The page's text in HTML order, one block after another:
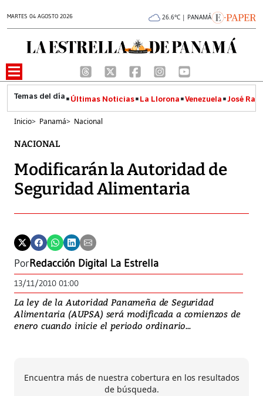
MARTES 04 AGOSTO 2026 26.6°C | PANAMÁ
Últimas Noticias La Llorona Venezuela José
Inicio> Panamá> Nacional
NACIONAL
Modificarán la Autoridad de
Seguridad Alimentaria
PorRedacción Digital La Estrella
13/11/2010 01:00
La ley de la Autoridad Panameña de Seguridad
Alimentaria (AUPSA) será modificada a comienzos de
enero cuando inicie el periodo ordinario...
Encuentra más de nuestra cobertura en los resultados
de búsqueda.